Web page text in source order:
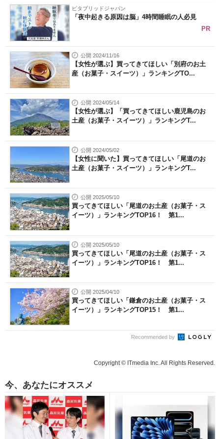
ビタブリッドジャパン
「夜中起きる原因は脳」4時間睡眠の人必見
PR
公開 2024/11/16
【女性が選ぶ】買ってきてほしい「別府のお土
産（お菓子・スイーツ）」ランキングTO...
公開 2024/05/14
【女性が選ぶ】「買ってきてほしい鹿児島のお
土産（お菓子・スイーツ）」ランキングT...
公開 2024/05/02
【女性に聞いた】買ってきてほしい「尾道のお
土産（お菓子・スイーツ）」ランキングT...
公開 2025/05/10
買ってきてほしい「尾道のお土産（お菓子・ス
イーツ）」ランキングTOP16！ 第1...
公開 2025/05/10
買ってきてほしい「尾道のお土産（お菓子・ス
イーツ）」ランキングTOP16！ 第1...
公開 2025/04/10
買ってきてほしい「鎌倉のお土産（お菓子・ス
イーツ）」ランキングTOP15！ 第1...
Recommended by
Copyright © ITmedia Inc. All Rights Reserved.
今、あなたにオススメ